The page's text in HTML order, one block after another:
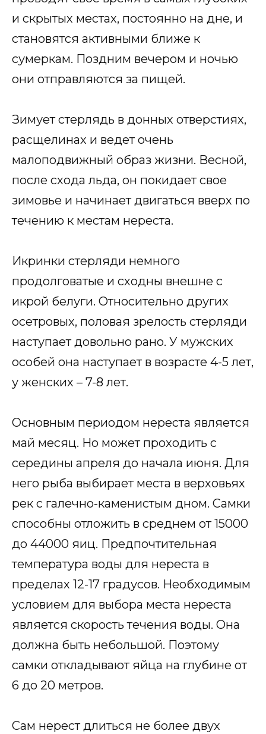
и скрытых местах, постоянно на дне, и
становятся активными ближе к
сумеркам. Поздним вечером и ночью
они отправляются за пищей.
Зимует стерлядь в донных отверстиях,
расщелинах и ведет очень
малоподвижный образ жизни. Весной,
после схода льда, он покидает свое
зимовье и начинает двигаться вверх по
течению к местам нереста.
Икринки стерляди немного
продолговатые и сходны внешне с
икрой белуги. Относительно других
осетровых, половая зрелость стерляди
наступает довольно рано. У мужских
особей она наступает в возрасте 4-5 лет,
у женских – 7-8 лет.
Основным периодом нереста является
май месяц. Но может проходить с
середины апреля до начала июня. Для
него рыба выбирает места в верховьях
рек с галечно-каменистым дном. Самки
способны отложить в среднем от 15000
до 44000 яиц. Предпочтительная
температура воды для нереста в
пределах 12-17 градусов. Необходимым
условием для выбора места нереста
является скорость течения воды. Она
должна быть небольшой. Поэтому
самки откладывают яйца на глубине от
6 до 20 метров.
Сам нерест длиться не более двух